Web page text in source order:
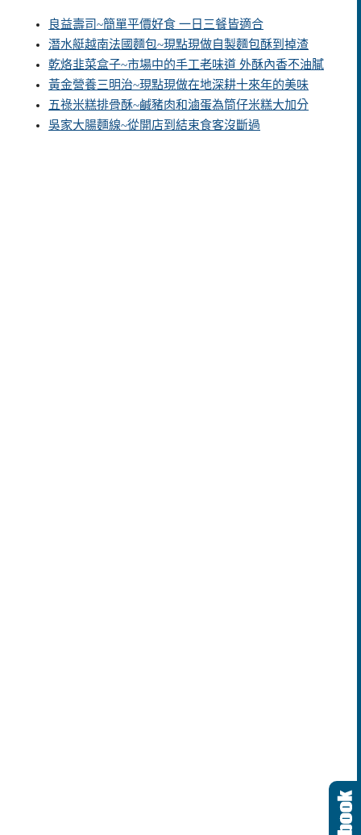
良益壽司~簡單平價好食 一日三餐皆適合
潛水艇越南法國麵包~現點現做自製麵包酥到掉渣
乾烙韭菜盒子~市場中的手工老味道 外酥內香不油膩
黃金營養三明治~現點現做在地深耕十來年的美味
五祿米糕排骨酥~鹹豬肉和滷蛋為筒仔米糕大加分
吳家大腸麵線~從開店到結束食客沒斷過